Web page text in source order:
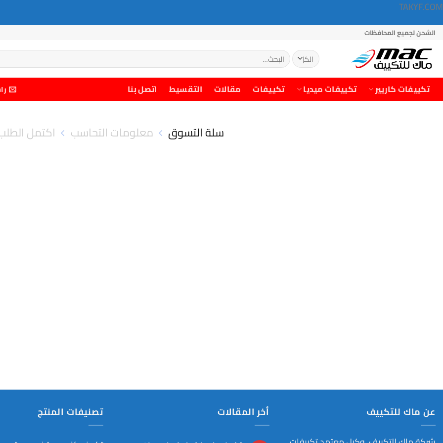
TAKYF.COM
تخطي
للمحتوى
الشحن لجميع المحافظات
البحث
عن:
تكييفات كاريير تكييفات ميديا تكييفات مقالات التقسيط اتصل بنا
سلة التسوق معلومات التحاسب اكتمل
عن ماك للتكييف
أخر المقالات تصنيفات المنتج